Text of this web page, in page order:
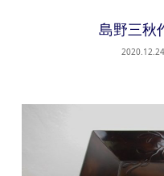
島野三秋
2020.12.24